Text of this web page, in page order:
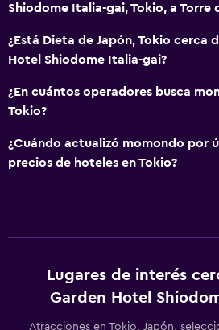
Habitación
Almohada de plumas
Enchufe cerca de la cama
Despertador
Perchero
Armario o clóset
Nevera
Shiodome Italia-gai, Tokio, a Torre
¿Está Dieta de Japón, Tokio cerca
Hotel Shiodome Italia-gai?
¿En cuántos operadores busca
Tokio?
¿Cuándo actualizó momondo por
precios de hoteles en Tokio?
Lugares de interés
Garden Hotel
Atracciones en Tokio, Japón,